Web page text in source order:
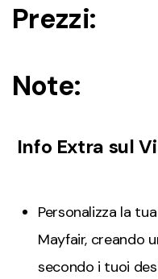
Prezzi:
Note:
Info Extra sul
Personalizza la
Mayfair, creando
secondo i tuoi